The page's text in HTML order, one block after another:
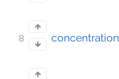
8 concentration